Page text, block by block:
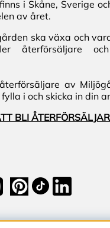
i Skåne, Sverige
av året.
ska växa och
återförsäljare och
av
i och skicka in din
BLI